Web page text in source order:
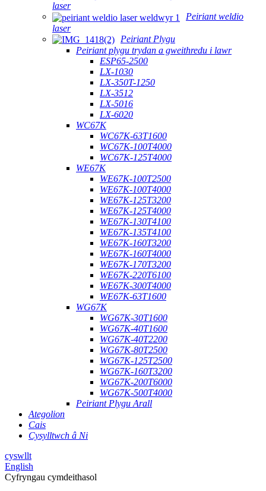
laser
Peiriant weldio
laser
Peiriant Plygu
Peiriant plygu trydan a gweithredu i lawr
ESP65-2500
LX-1030
LX-350T-1250
LX-3512
LX-5016
LX-6020
WC67K
WC67K-63T1600
WC67K-100T4000
WC67K-125T4000
WE67K
WE67K-100T2500
WE67K-100T4000
WE67K-125T3200
WE67K-125T4000
WE67K-130T4100
WE67K-135T4100
WE67K-160T3200
WE67K-160T4000
WE67K-170T3200
WE67K-220T6100
WE67K-300T4000
WE67K-63T1600
WG67K
WG67K-30T1600
WG67K-40T1600
WG67K-40T2200
WG67K-80T2500
WG67K-125T2500
WG67K-160T3200
WG67K-200T6000
WG67K-500T4000
Peiriant Plygu Arall
Ategolion
Cais
Cysylltwch â Ni
cyswllt
English
Cyfryngau cymdeithasol